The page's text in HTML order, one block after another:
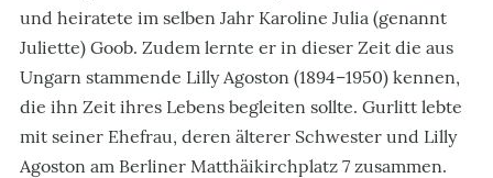
und heiratete im selben Jahr Karoline Julia (genannt
Juliette) Goob. Zudem lernte er in dieser Zeit die aus
Ungarn stammende Lilly Agoston (1894–1950) kennen,
die ihn Zeit ihres Lebens begleiten sollte. Gurlitt lebte
mit seiner Ehefrau, deren älterer Schwester und Lilly
Agoston am Berliner Matthäikirchplatz 7 zusammen.